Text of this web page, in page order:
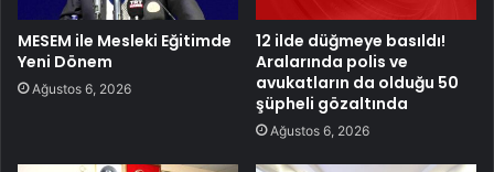
MESEM ile Mesleki Eğitimde
Yeni Dönem
Ağustos 6, 2026
12 ilde düğmeye basıldı!
Aralarında polis ve
avukatların da olduğu 50
şüpheli gözaltında
Ağustos 6, 2026